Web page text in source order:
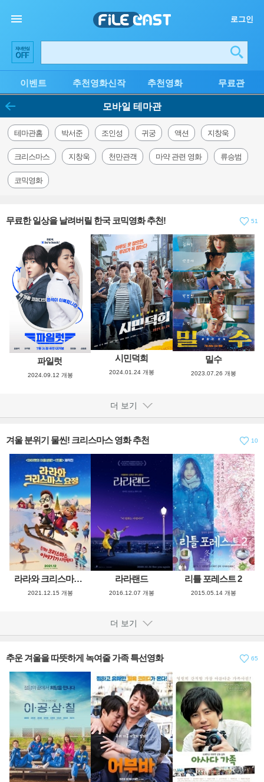
로그인
이벤트 추천영화신작 추천영화 무료관
모바일 테마관
테마관홈 박서준 조인성 귀궁 액션 지창욱
크리스마스 지창욱 천만관객 마약 관련 영화 류승범
코믹영화
무료한 일상을 날려버릴 한국 코믹영화 추천! 51
파일럿
2024.09.12 개봉
시민덕희
2024.01.24 개봉
밀수
2023.07.26 개봉
더 보기
겨울 분위기 물씬! 크리스마스 영화 추천 10
라라와 크리스마스 요정
2021.12.15 개봉
라라랜드
2016.12.07 개봉
리틀 포레스트 2
2015.05.14 개봉
더 보기
추운 겨울을 따뜻하게 녹여줄 가족 특선영화 65